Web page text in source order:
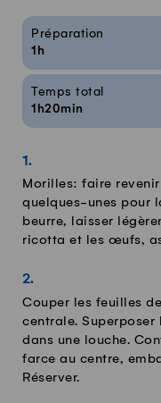
Infos sur la recette
Préparation
1h
Temps total
1h20min
Morilles: faire
quelques-unes pour
beurre, laisser
ricotta et les œufs,
Couper les feuilles
centrale.
dans une louche.
farce au centre,
Réserver.